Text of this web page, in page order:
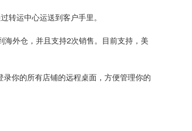
转运中心运送到客户手里。
外仓，并且支持2次销售。目前支持，美
你的所有店铺的远程桌面，方便管理你的